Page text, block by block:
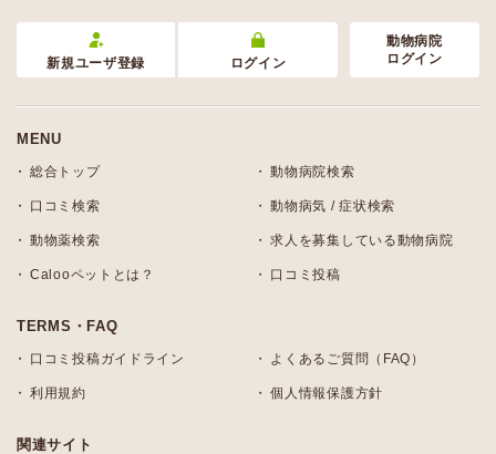
新規ユーザ登録 ログイン
動物病院
ログイン
MENU
総合トップ 動物病院検索
口コミ検索 動物病気 / 症状検索
動物薬検索 求人を募集している動物病院
Calooペットとは？ 口コミ投稿
TERMS・FAQ
口コミ投稿ガイドライン よくあるご質問（FAQ）
利用規約 個人情報保護方針
関連サイト